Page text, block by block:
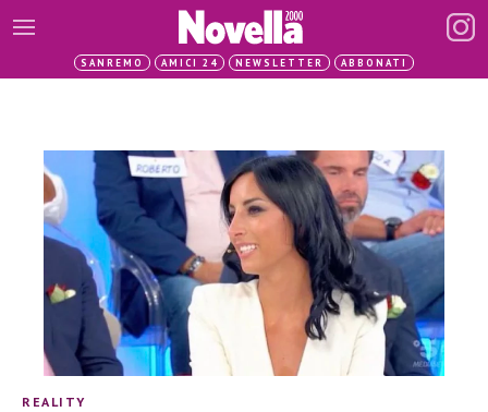
SANREMO AMICI 24 NEWSLETTER ABBONATI
REALITY